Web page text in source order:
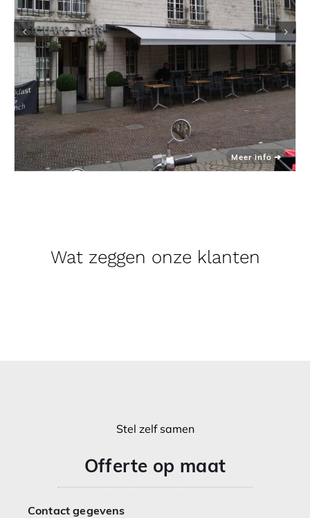
Wat zeggen onze klanten
Stel zelf samen
Offerte op maat
Contact gegevens